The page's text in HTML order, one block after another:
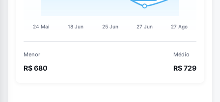
Menor
R$ 680
Médio
R$ 729